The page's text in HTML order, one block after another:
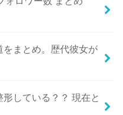
まとめ。歴代彼女が
している？？ 現在と